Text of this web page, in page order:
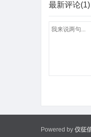
最新评论(1)
Powered by 仪征